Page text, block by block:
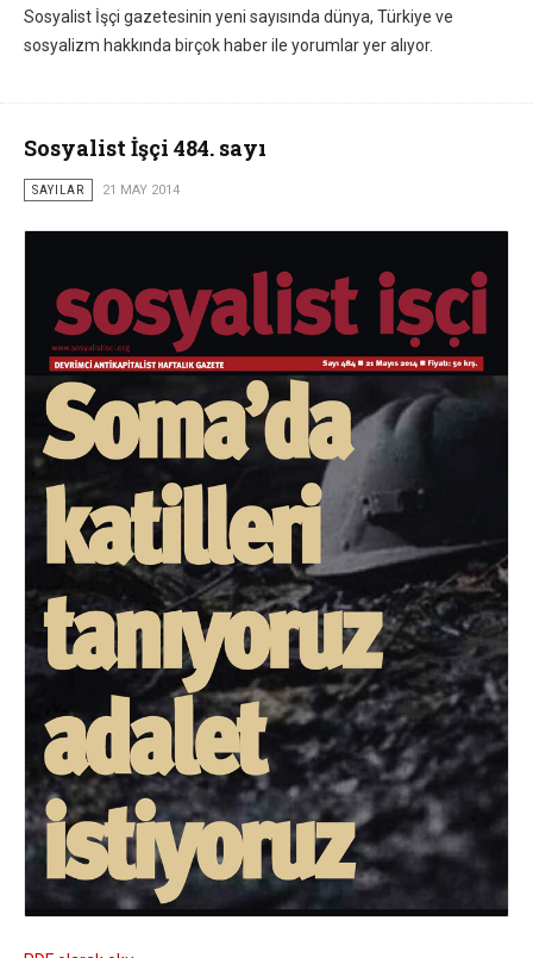
Sosyalist İşçi gazetesinin yeni sayısında dünya, Türkiye ve
sosyalizm hakkında birçok haber ile yorumlar yer alıyor.
Sosyalist İşçi 484. sayı
SAYILAR 21 MAY 2014